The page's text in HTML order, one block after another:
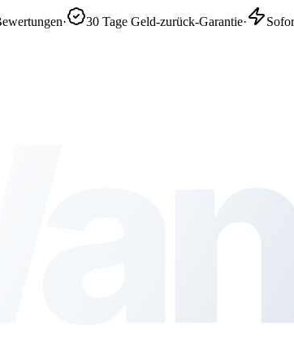
· 30 Tage Geld-zurück-Garantie·